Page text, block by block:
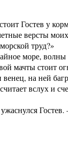
Гостев у
версты
труд?»
море,
мачты стоит
на ней
вслух и